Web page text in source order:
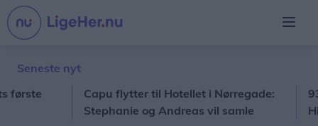
Seneste nyt
Capu flytter til Hotellet i Nørregade:
Stephanie og Andreas vil samle
93